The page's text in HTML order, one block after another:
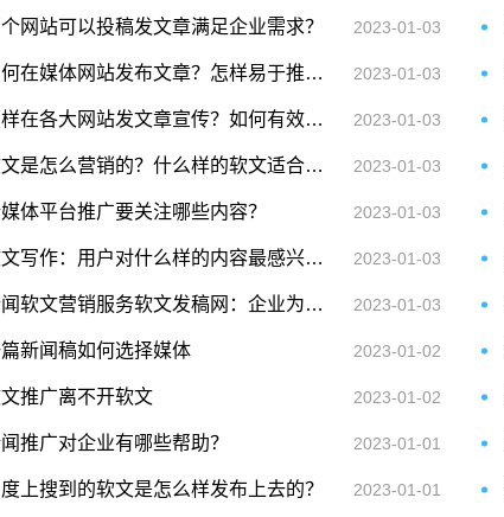
网站可以投稿发文章满足企业需求？ 2023-01-03
如何在媒体网站发布文章？怎样易于推广？ 2023-01-03
怎样在各大网站发文章宣传？如何有效果？ 2023-01-03
软文是怎么营销的？什么样的软文适合营销？ 2023-01-03
体平台推广要关注哪些内容？ 2023-01-03
软文写作：用户对什么样的内容最感兴趣? 2023-01-03
新闻软文营销服务软文发稿网：企业为什么选择软文营销推广？ 2023-01-03
新闻稿如何选择媒体 2023-01-02
推广离不开软文 2023-01-02
推广对企业有哪些帮助？ 2023-01-01
上搜到的软文是怎么样发布上去的？ 2023-01-01